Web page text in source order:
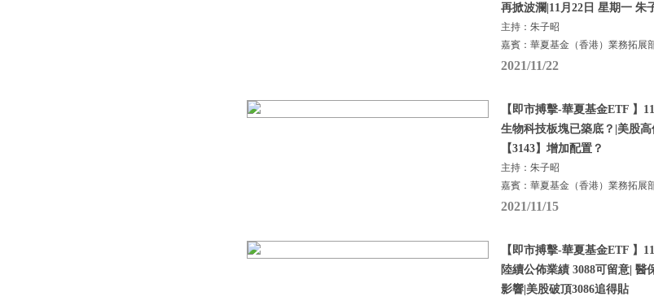
再掀波瀾|11月22日 星期一 朱
主持：朱子昭
嘉賓：華夏基金（香港）業務拓展
2021/11/22
【即市搏擊-華夏基金ETF 】
生物科技板塊已築底？|美股
【3143】增加配置？
主持：朱子昭
嘉賓：華夏基金（香港）業務拓展
2021/11/15
【即市搏擊-華夏基金ETF 】
陸續公佈業績 3088可留意| 醫
影響|美股破頂3086追得貼